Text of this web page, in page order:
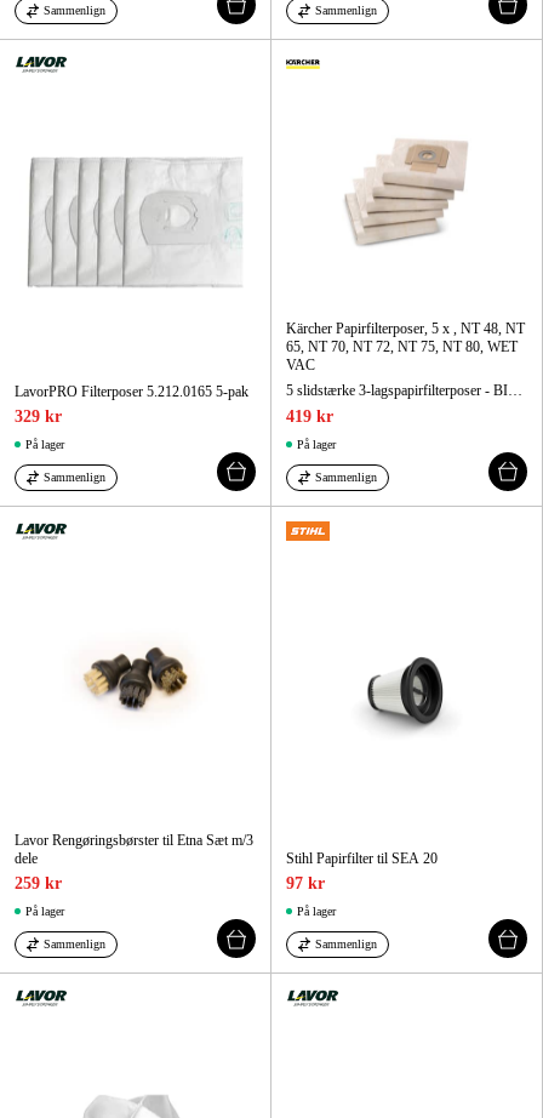
Sammenlign Sammenlign
LavorPRO Filterposer 5.212.0165 5-pak
329 kr
På lager
Sammenlign
Kärcher Papirfilterposer, 5 x , NT 48, NT
65, NT 70, NT 72, NT 75, NT 80, WET
VAC
5 slidstærke 3-lagspapirfilterposer - BIA-(U, S, G, C) støvkategori M. Til alle varianter af modellerne NT 48/1, NT 65/2 Eco + Me samt til NT 72/2 Eco Tc.
419 kr
På lager
Sammenlign
Lavor Rengøringsbørster til Etna Sæt m/3
dele
259 kr
På lager
Sammenlign
Stihl Papirfilter til SEA 20
97 kr
På lager
Sammenlign